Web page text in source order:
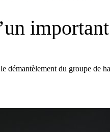
démantèlement du groupe de